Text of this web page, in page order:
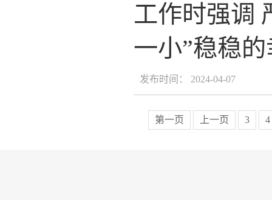
工作时强调
一小”稳稳
发布时间： 2024-04-07
第一页 上一页 3 4